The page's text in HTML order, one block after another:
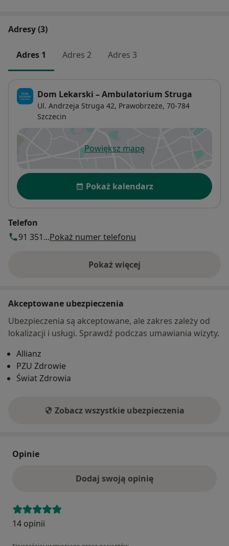
Adresy (3)
Adres 1 Adres 2 Adres 3
Dom Lekarski – Ambulatorium Struga
Ul. Andrzeja Struga 42, Prawobrzeże, 70-784
Szczecin
Powiększ mapęotwiera się w nowej karcie
Dostępność
Pokaż kalendarz
Telefon
91 351...Pokaż numer telefonu
Pokaż więcej
o adresie
Akceptowane ubezpieczenia
Ubezpieczenia są akceptowane, ale zakres zależy od
lokalizacji i usługi. Sprawdź podczas umawiania wizyty.
Allianz
PZU Zdrowie
Świat Zdrowia
Zobacz wszystkie ubezpieczenia
Opinie
Dodaj swoją opinię
14 opinii